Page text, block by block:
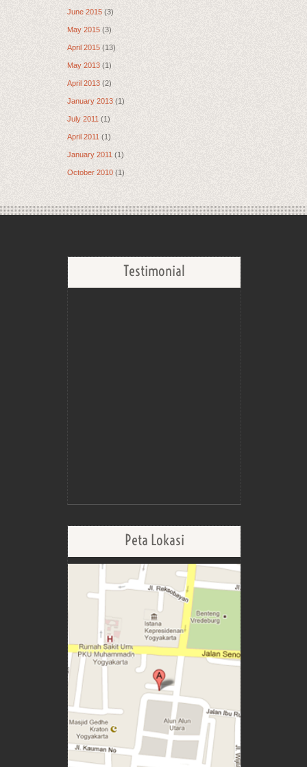
June 2015 (3)
May 2015 (3)
April 2015 (13)
May 2013 (1)
April 2013 (2)
January 2013 (1)
July 2011 (1)
April 2011 (1)
January 2011 (1)
October 2010 (1)
Testimonial
Peta Lokasi